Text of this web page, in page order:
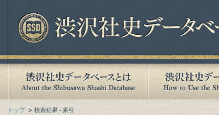
トップ 検索結果 - 索引